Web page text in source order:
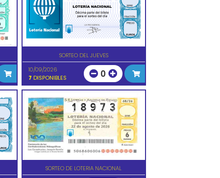
SORTEO DEL JUEVES
10/09/2026
7 DISPONIBLES 0
SORTEO DE LOTERIA NACIONAL